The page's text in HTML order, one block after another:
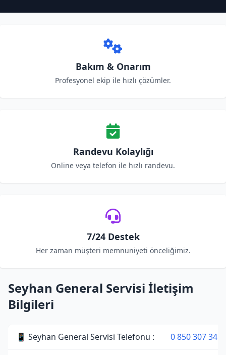
Bakım & Onarım
Profesyonel ekip ile hızlı çözümler.
Randevu Kolaylığı
Online veya telefon ile hızlı randevu.
7/24 Destek
Her zaman müşteri memnuniyeti önceliğimiz.
Seyhan General Servisi İletişim
Bilgileri
📱 Seyhan General Servisi Telefonu : 0 850 307 34